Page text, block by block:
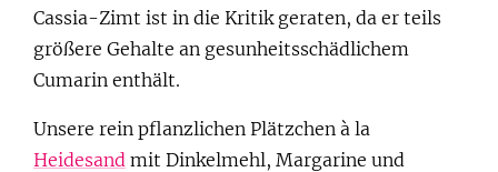
Cassia-Zimt ist in die Kritik geraten, da er teils
größere Gehalte an gesunheitsschädlichem
Cumarin enthält.
Unsere rein pflanzlichen Plätzchen à la
Heidesand mit Dinkelmehl, Margarine und